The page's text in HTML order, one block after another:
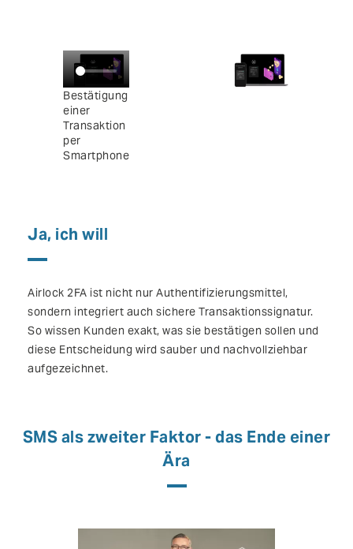
Bestätigung
einer
Transaktion
per
Smartphone
Ja, ich will
Airlock 2FA ist nicht nur Authentifizierungsmittel,
sondern integriert auch sichere Transaktionssignatur.
So wissen Kunden exakt, was sie bestätigen sollen und
diese Entscheidung wird sauber und nachvollziehbar
aufgezeichnet.
SMS als zweiter Faktor - das Ende einer
Ära